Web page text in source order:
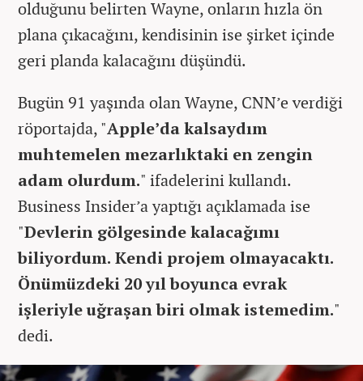
olduğunu belirten Wayne, onların hızla ön
plana çıkacağını, kendisinin ise şirket içinde
geri planda kalacağını düşündü.
Bugün 91 yaşında olan Wayne, CNN’e verdiği
röportajda, "Apple’da kalsaydım
muhtemelen mezarlıktaki en zengin
adam olurdum." ifadelerini kullandı.
Business Insider’a yaptığı açıklamada ise
"Devlerin gölgesinde kalacağımı
biliyordum. Kendi projem olmayacaktı.
Önümüzdeki 20 yıl boyunca evrak
işleriyle uğraşan biri olmak istemedim."
dedi.